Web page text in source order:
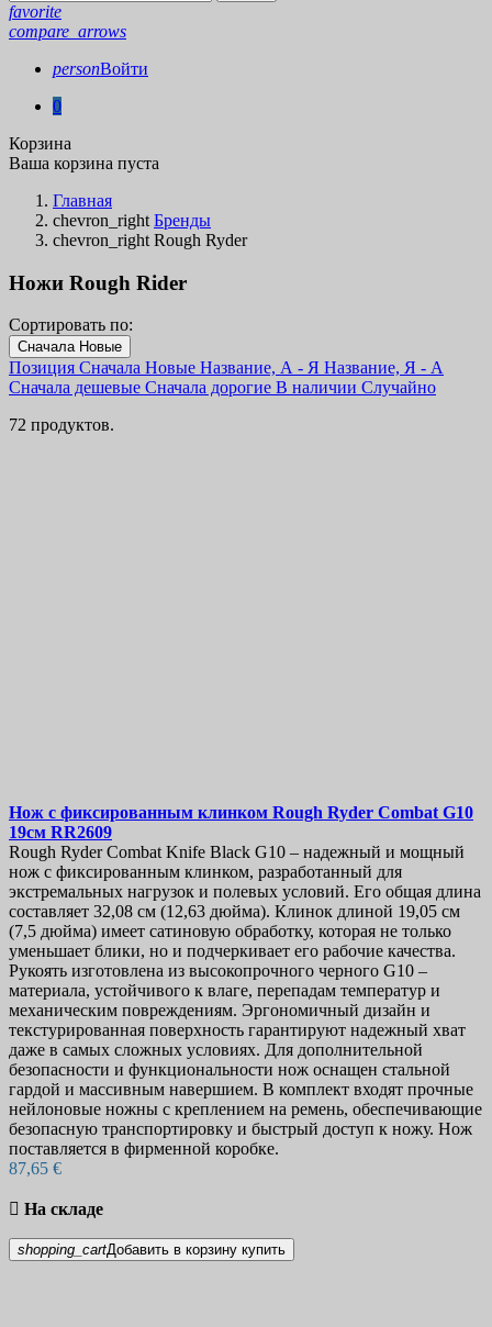
favorite
compare_arrows
personВойти
0
Корзина
Ваша корзина пуста
Главная
chevron_right Бренды
chevron_right Rough Ryder
Ножи Rough Rider
Фильтры
Очистить
В наличии
В наличии
Показать товары
Сортировать по:
Сначала Новые
Позиция Сначала Новые Название, А - Я Название, Я - А
Сначала дешевые Сначала дорогие В наличии Случайно
72 продуктов.
Нож с фиксированным клинком Rough Ryder Combat G10
19см RR2609
Rough Ryder Combat Knife Black G10 – надежный и мощный
нож с фиксированным клинком, разработанный для
экстремальных нагрузок и полевых условий. Его общая длина
составляет 32,08 см (12,63 дюйма). Клинок длиной 19,05 см
(7,5 дюйма) имеет сатиновую обработку, которая не только
уменьшает блики, но и подчеркивает его рабочие качества.
Рукоять изготовлена из высокопрочного черного G10 –
материала, устойчивого к влаге, перепадам температур и
механическим повреждениям. Эргономичный дизайн и
текстурированная поверхность гарантируют надежный хват
даже в самых сложных условиях. Для дополнительной
безопасности и функциональности нож оснащен стальной
гардой и массивным навершием. В комплект входят прочные
нейлоновые ножны с креплением на ремень, обеспечивающие
безопасную транспортировку и быстрый доступ к ножу. Нож
поставляется в фирменной коробке.
87,65 €
 На складе
shopping_cartДобавить в корзину купить